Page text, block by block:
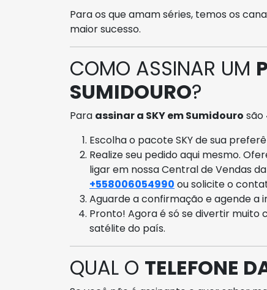
Para os que amam séries, temos os
maior sucesso.
COMO ASSINAR UM
SUMIDOURO?
Para assinar a SKY em Sumidouro são
Escolha o pacote SKY de sua
Realize seu pedido aqui mesmo.
ligar em nossa Central de Vendas da
+558006054990 ou solicite o
Aguarde a confirmação e agende a
Pronto! Agora é só se divertir muito
satélite do país.
QUAL O TELEFONE